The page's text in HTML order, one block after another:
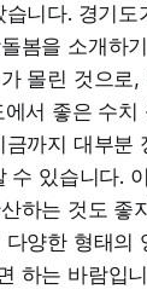
습니다. 경기도
봄을 소개하
몰린 것으로,
에서 좋은 수치
금까지 대부분
수 있습니다.
하는 것도 좋
다양한 형태의
하는 바람입